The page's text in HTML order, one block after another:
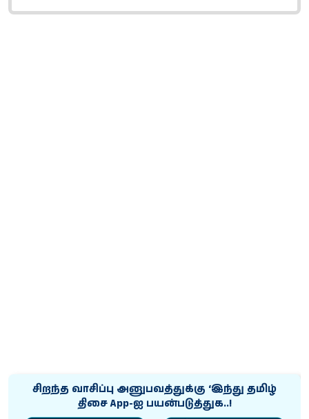
சிறந்த வாசிப்பு அனுபவத்துக்கு ‘இந்து தமிழ்
திசை App-ஐ பயன்படுத்துக..!